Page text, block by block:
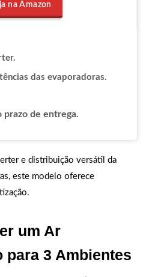
na Amazon
das evaporadoras.
prazo de entrega.
e distribuição versátil da
este modelo oferece
um Ar
para 3 Ambientes